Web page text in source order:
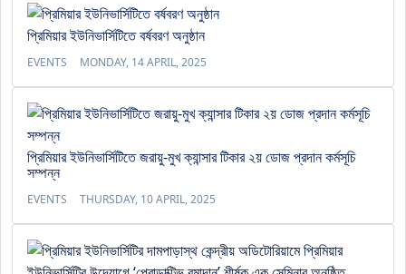
প্রিমিয়ার ইউনিভার্সিটিতে বর্ষবরণ অনুষ্ঠান
EVENTS MONDAY, 14 APRIL, 2025
প্রিমিয়ার ইউনিভার্সিটিতে জরায়ু-মুখ ক্যান্সার টিকার ২য় ডোজ প্রদান কর্মসূচি
সম্পন্ন
EVENTS THURSDAY, 10 APRIL, 2025